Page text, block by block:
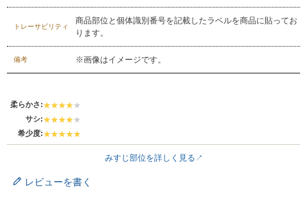
トレーサビリティ
商品部位と個体識別番号を記載したラベルを商品に貼ってお
ります。
備考 ※画像はイメージです。
柔らかさ:
サシ:
希少度:
みすじ部位を詳しく見る
レビューを書く